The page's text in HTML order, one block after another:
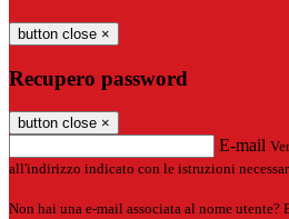
button close ×
Recupero password
button close ×
E-mail
all'indirizzo indicato con le istruzioni
Non hai una e-mail associata al nome utente?